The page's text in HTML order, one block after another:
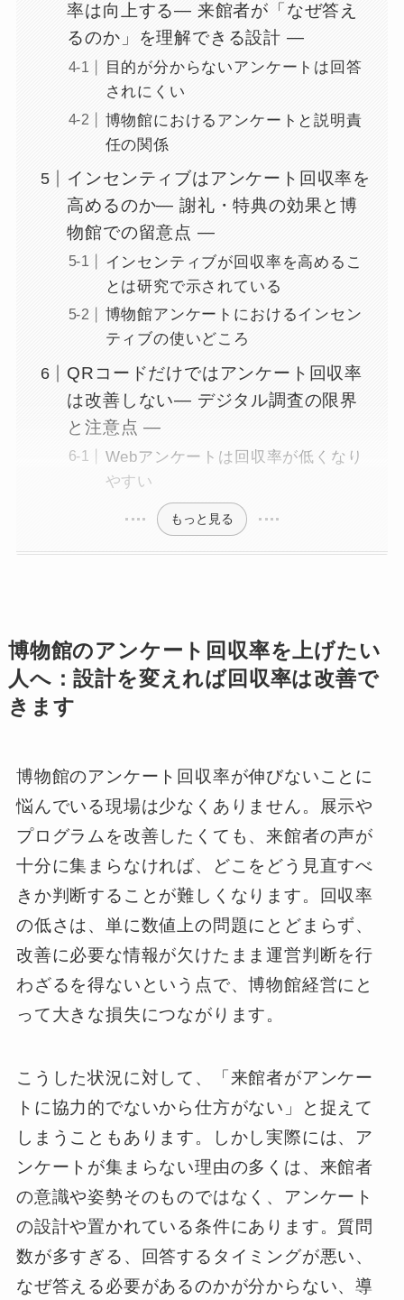
率は向上する― 来館者が「なぜ答え
るのか」を理解できる設計 ―
目的が分からないアンケートは回答
されにくい
博物館におけるアンケートと説明責
任の関係
インセンティブはアンケート回収率を
高めるのか― 謝礼・特典の効果と博
物館での留意点 ―
インセンティブが回収率を高めるこ
とは研究で示されている
博物館アンケートにおけるインセン
ティブの使いどころ
QRコードだけではアンケート回収率
は改善しない― デジタル調査の限界
と注意点 ―
Webアンケートは回収率が低くなり
やすい
もっと見る
博物館のアンケート回収率を上げたい
人へ：設計を変えれば回収率は改善で
きます
博物館のアンケート回収率が伸びないことに
悩んでいる現場は少なくありません。展示や
プログラムを改善したくても、来館者の声が
十分に集まらなければ、どこをどう見直すべ
きか判断することが難しくなります。回収率
の低さは、単に数値上の問題にとどまらず、
改善に必要な情報が欠けたまま運営判断を行
わざるを得ないという点で、博物館経営にと
って大きな損失につながります。
こうした状況に対して、「来館者がアンケー
トに協力的でないから仕方がない」と捉えて
しまうこともあります。しかし実際には、ア
ンケートが集まらない理由の多くは、来館者
の意識や姿勢そのものではなく、アンケート
の設計や置かれている条件にあります。質問
数が多すぎる、回答するタイミングが悪い、
なぜ答える必要があるのかが分からない、導